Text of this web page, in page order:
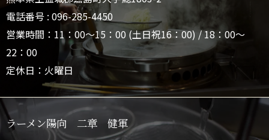
電話番号 : 096-285-4450
営業時間：11：00～15：00 (土日祝16：00) / 18：00～
22：00
定休日：火曜日
ラーメン陽向 二章 健軍